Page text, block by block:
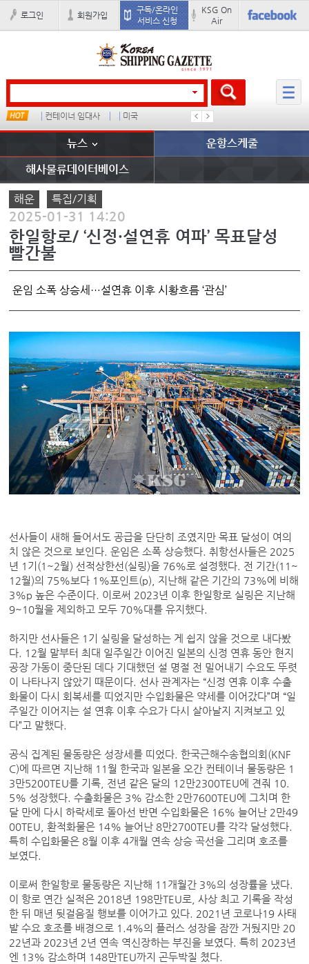
로그인 회원가입
구독/온라인
서비스 신청
KSG On
Air
컨테이너 임대사 미국 더블
뉴스 운항스케줄
해사물류데이터베이스
해운 특집/기획
2025-01-31 14:20
한일항로/ ‘신정·설연휴 여파’ 목표달성
빨간불
운임 소폭 상승세…설연휴 이후 시황흐름 ‘관심’
선사들이 새해 들어서도 공급을 단단히 조였지만 목표 달성이 여의
치 않은 것으로 보인다. 운임은 소폭 상승했다. 취항선사들은 2025
년 1기(1~2월) 선적상한선(실링)을 76%로 설정했다. 전 기간(11~
12월)의 75%보다 1%포인트(p), 지난해 같은 기간의 73%에 비해
3%p 높은 수준이다. 이로써 2023년 이후 한일항로 실링은 지난해
9~10월을 제외하고 모두 70%대를 유지했다.
하지만 선사들은 1기 실링을 달성하는 게 쉽지 않을 것으로 내다봤
다. 12월 말부터 최대 일주일간 이어진 일본의 신정 연휴 동안 현지
공장 가동이 중단된 데다 기대했던 설 명절 전 밀어내기 수요도 뚜렷
이 나타나지 않았기 때문이다. 선사 관계자는 “신정 연휴 이후 수출
화물이 다시 회복세를 띠었지만 수입화물은 약세를 이어갔다”며 “일
주일간 이어지는 설 연휴 이후 수요가 다시 살아날지 지켜보고 있
다”고 말했다.
공식 집계된 물동량은 성장세를 띠었다. 한국근해수송협의회(KNF
C)에 따르면 지난해 11월 한국과 일본을 오간 컨테이너 물동량은 1
3만5200TEU를 기록, 전년 같은 달의 12만2300TEU에 견줘 10.
5% 성장했다. 수출화물은 3% 감소한 2만7600TEU에 그치며 한
달 만에 다시 하락세로 돌아선 반면 수입화물은 16% 늘어난 2만49
00TEU, 환적화물은 14% 늘어난 8만2700TEU를 각각 달성했다.
특히 수입화물은 8월 이후 4개월 연속 상승 곡선을 그리며 호조를
보였다.
이로써 한일항로 물동량은 지난해 11개월간 3%의 성장률을 냈다.
이 항로 연간 실적은 2018년 198만TEU로, 사상 최고 기록을 작성
한 뒤 매년 뒷걸음질 행보를 이어가고 있다. 2021년 코로나19 사태
발 수요 호조를 배경으로 1.4%의 플러스 성장을 잠깐 거뒀지만 20
22년과 2023년 2년 연속 역신장하는 부진을 보였다. 특히 2023년
엔 13% 감소하며 148만TEU까지 곤두박질 쳤다.